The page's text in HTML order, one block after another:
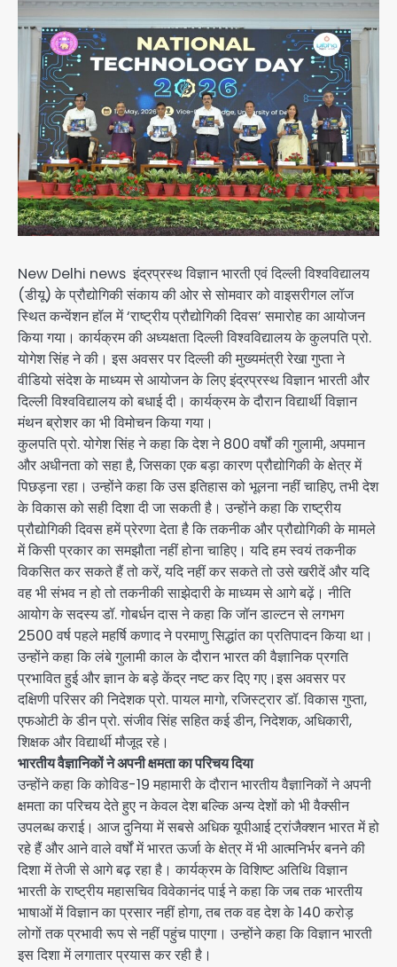
New Delhi news इंद्रप्रस्थ विज्ञान भारती एवं दिल्ली विश्वविद्यालय
(डीयू) के प्रौद्योगिकी संकाय की ओर से सोमवार को वाइसरीगल लॉज
स्थित कन्वेंशन हॉल में ‘राष्ट्रीय प्रौद्योगिकी दिवस’ समारोह का आयोजन
किया गया। कार्यक्रम की अध्यक्षता दिल्ली विश्वविद्यालय के कुलपति प्रो.
योगेश सिंह ने की। इस अवसर पर दिल्ली की मुख्यमंत्री रेखा गुप्ता ने
वीडियो संदेश के माध्यम से आयोजन के लिए इंद्रप्रस्थ विज्ञान भारती और
दिल्ली विश्वविद्यालय को बधाई दी। कार्यक्रम के दौरान विद्यार्थी विज्ञान
मंथन ब्रोशर का भी विमोचन किया गया।
कुलपति प्रो. योगेश सिंह ने कहा कि देश ने 800 वर्षों की गुलामी, अपमान
और अधीनता को सहा है, जिसका एक बड़ा कारण प्रौद्योगिकी के क्षेत्र में
पिछड़ना रहा। उन्होंने कहा कि उस इतिहास को भूलना नहीं चाहिए, तभी देश
के विकास को सही दिशा दी जा सकती है। उन्होंने कहा कि राष्ट्रीय
प्रौद्योगिकी दिवस हमें प्रेरणा देता है कि तकनीक और प्रौद्योगिकी के मामले
में किसी प्रकार का समझौता नहीं होना चाहिए। यदि हम स्वयं तकनीक
विकसित कर सकते हैं तो करें, यदि नहीं कर सकते तो उसे खरीदें और यदि
वह भी संभव न हो तो तकनीकी साझेदारी के माध्यम से आगे बढ़ें। नीति
आयोग के सदस्य डॉ. गोबर्धन दास ने कहा कि जॉन डाल्टन से लगभग
2500 वर्ष पहले महर्षि कणाद ने परमाणु सिद्धांत का प्रतिपादन किया था।
उन्होंने कहा कि लंबे गुलामी काल के दौरान भारत की वैज्ञानिक प्रगति
प्रभावित हुई और ज्ञान के बड़े केंद्र नष्ट कर दिए गए।इस अवसर पर
दक्षिणी परिसर की निदेशक प्रो. पायल मागो, रजिस्ट्रार डॉ. विकास गुप्ता,
एफओटी के डीन प्रो. संजीव सिंह सहित कई डीन, निदेशक, अधिकारी,
शिक्षक और विद्यार्थी मौजूद रहे।
भारतीय वैज्ञानिकों ने अपनी क्षमता का परिचय दिया
उन्होंने कहा कि कोविड-19 महामारी के दौरान भारतीय वैज्ञानिकों ने अपनी
क्षमता का परिचय देते हुए न केवल देश बल्कि अन्य देशों को भी वैक्सीन
उपलब्ध कराई। आज दुनिया में सबसे अधिक यूपीआई ट्रांजैक्शन भारत में हो
रहे हैं और आने वाले वर्षों में भारत ऊर्जा के क्षेत्र में भी आत्मनिर्भर बनने की
दिशा में तेजी से आगे बढ़ रहा है। कार्यक्रम के विशिष्ट अतिथि विज्ञान
भारती के राष्ट्रीय महासचिव विवेकानंद पाई ने कहा कि जब तक भारतीय
भाषाओं में विज्ञान का प्रसार नहीं होगा, तब तक वह देश के 140 करोड़
लोगों तक प्रभावी रूप से नहीं पहुंच पाएगा। उन्होंने कहा कि विज्ञान भारती
इस दिशा में लगातार प्रयास कर रही है।